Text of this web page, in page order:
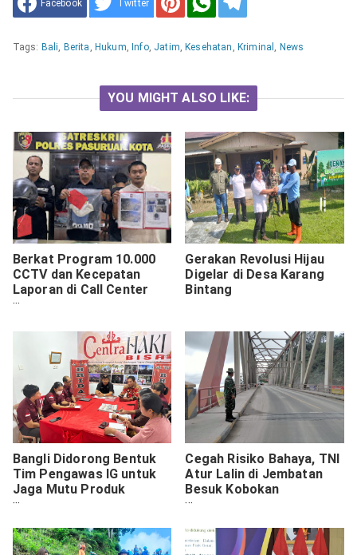
Facebook Twitter
Tags: Bali, Berita , Hukum, Info, Jatim, Kesehatan , Kriminal , News
YOU MIGHT ALSO LIKE:
Berkat Program 10.000
CCTV dan Kecepatan
Laporan di Call Center
110 Tak Sampai 24 Jam
Pencurian Helm
Gerakan Revolusi Hijau
Digelar di Desa Karang
Bintang
Bangli Didorong Bentuk
Tim Pengawas IG untuk
Jaga Mutu Produk
Unggulan Daerah
Cegah Risiko Bahaya, TNI
Atur Lalin di Jembatan
Besuk Kobokan
Candipuro